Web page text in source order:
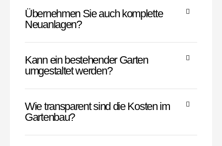
Übernehmen Sie auch komplette
Neuanlagen?
Kann ein bestehender Garten
umgestaltet werden?
Wie transparent sind die Kosten im
Gartenbau?